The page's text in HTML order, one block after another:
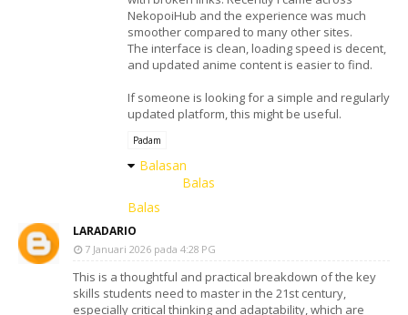
NekopoiHub and the experience was much
smoother compared to many other sites.
The interface is clean, loading speed is decent,
and updated anime content is easier to find.
If someone is looking for a simple and regularly
updated platform, this might be useful.
Padam
Balasan
Balas
Balas
LARADARIO
7 Januari 2026 pada 4:28 PG
This is a thoughtful and practical breakdown of the key
skills students need to master in the 21st century,
especially critical thinking and adaptability, which are